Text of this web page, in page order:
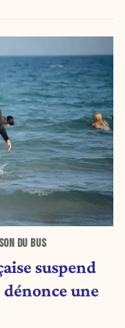
DU BUS
suspend
une